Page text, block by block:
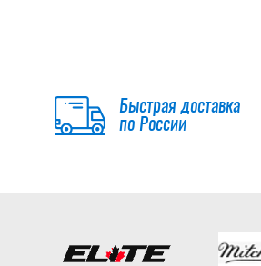
Быстрая доставка
по России